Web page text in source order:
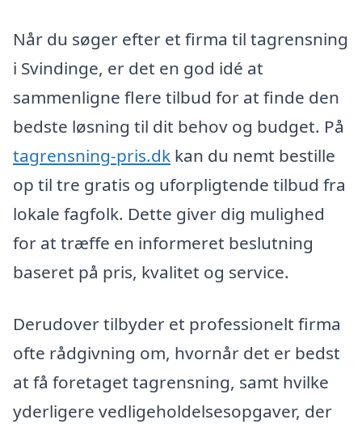
Når du søger efter et firma til tagrensning
i Svindinge, er det en god idé at
sammenligne flere tilbud for at finde den
bedste løsning til dit behov og budget. På
tagrensning-pris.dk kan du nemt bestille
op til tre gratis og uforpligtende tilbud fra
lokale fagfolk. Dette giver dig mulighed
for at træffe en informeret beslutning
baseret på pris, kvalitet og service.
Derudover tilbyder et professionelt firma
ofte rådgivning om, hvornår det er bedst
at få foretaget tagrensning, samt hvilke
yderligere vedligeholdelsesopgaver, der